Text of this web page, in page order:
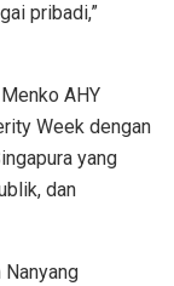
pribadi,”
AHY
Week dengan
yang
dan
Nanyang